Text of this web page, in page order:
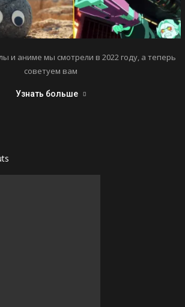
и аниме мы смотрели в 2022 году, а теперь
советуем вам
Узнать больше